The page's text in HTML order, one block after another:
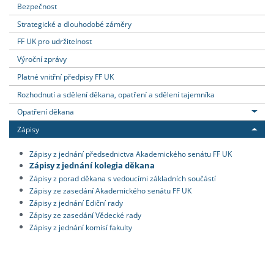
Bezpečnost
Strategické a dlouhodobé záměry
FF UK pro udržitelnost
Výroční zprávy
Platné vnitřní předpisy FF UK
Rozhodnutí a sdělení děkana, opatření a sdělení tajemníka
Opatření děkana
Zápisy
Zápisy z jednání předsednictva Akademického senátu FF UK
Zápisy z jednání kolegia děkana
Zápisy z porad děkana s vedoucími základních součástí
Zápisy ze zasedání Akademického senátu FF UK
Zápisy z jednání Ediční rady
Zápisy ze zasedání Vědecké rady
Zápisy z jednání komisí fakulty